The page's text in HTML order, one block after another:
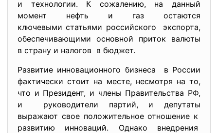
и технологии. К сожалению, на данный
момент нефть и газ остаются
ключевыми статьями российского экспорта,
обеспечивающими основной приток валюты
в страну и налогов в бюджет.
Развитие инновационного бизнеса в России
фактически стоит на месте, несмотря на то,
что и Президент, и члены Правительства РФ,
и руководители партий, и депутаты
выражают свое положительное отношение к
развитию инноваций. Однако внедрения